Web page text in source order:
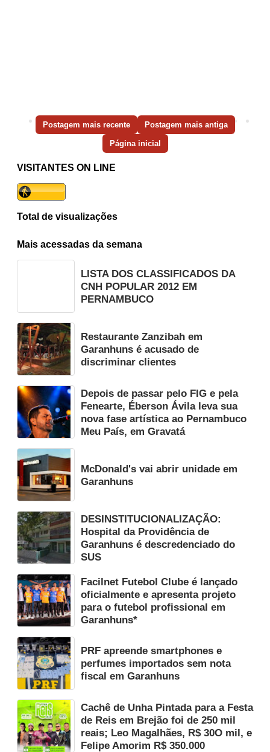
Postagem mais recente Postagem mais antiga
Página inicial
VISITANTES ON LINE
Total de visualizações
Mais acessadas da semana
LISTA DOS CLASSIFICADOS DA
CNH POPULAR 2012 EM
PERNAMBUCO
Restaurante Zanzibah em
Garanhuns é acusado de
discriminar clientes
Depois de passar pelo FIG e pela
Fenearte, Éberson Ávila leva sua
nova fase artística ao Pernambuco
Meu País, em Gravatá
McDonald's vai abrir unidade em
Garanhuns
DESINSTITUCIONALIZAÇÃO:
Hospital da Providência de
Garanhuns é descredenciado do
SUS
Facilnet Futebol Clube é lançado
oficialmente e apresenta projeto
para o futebol profissional em
Garanhuns*
PRF apreende smartphones e
perfumes importados sem nota
fiscal em Garanhuns
Cachê de Unha Pintada para a Festa
de Reis em Brejão foi de 250 mil
reais; Leo Magalhães, R$ 30O mil, e
Felipe Amorim R$ 350.000